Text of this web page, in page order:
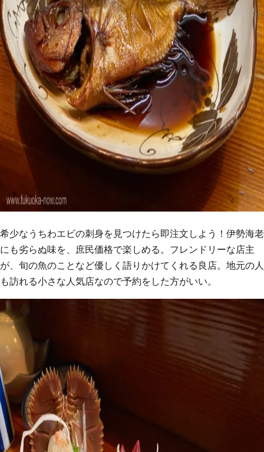
希少なうちわエビの刺身を見つけたら即注文しよう！伊勢海老
にも劣らぬ味を、庶民価格で楽しめる。フレンドリーな店主
が、旬の魚のことなど優しく語りかけてくれる良店。地元の人
も訪れる小さな人気店なので予約をした方がいい。